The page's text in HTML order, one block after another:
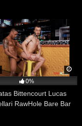
0%
Bittencourt Lucas
RawHole Bare Bar